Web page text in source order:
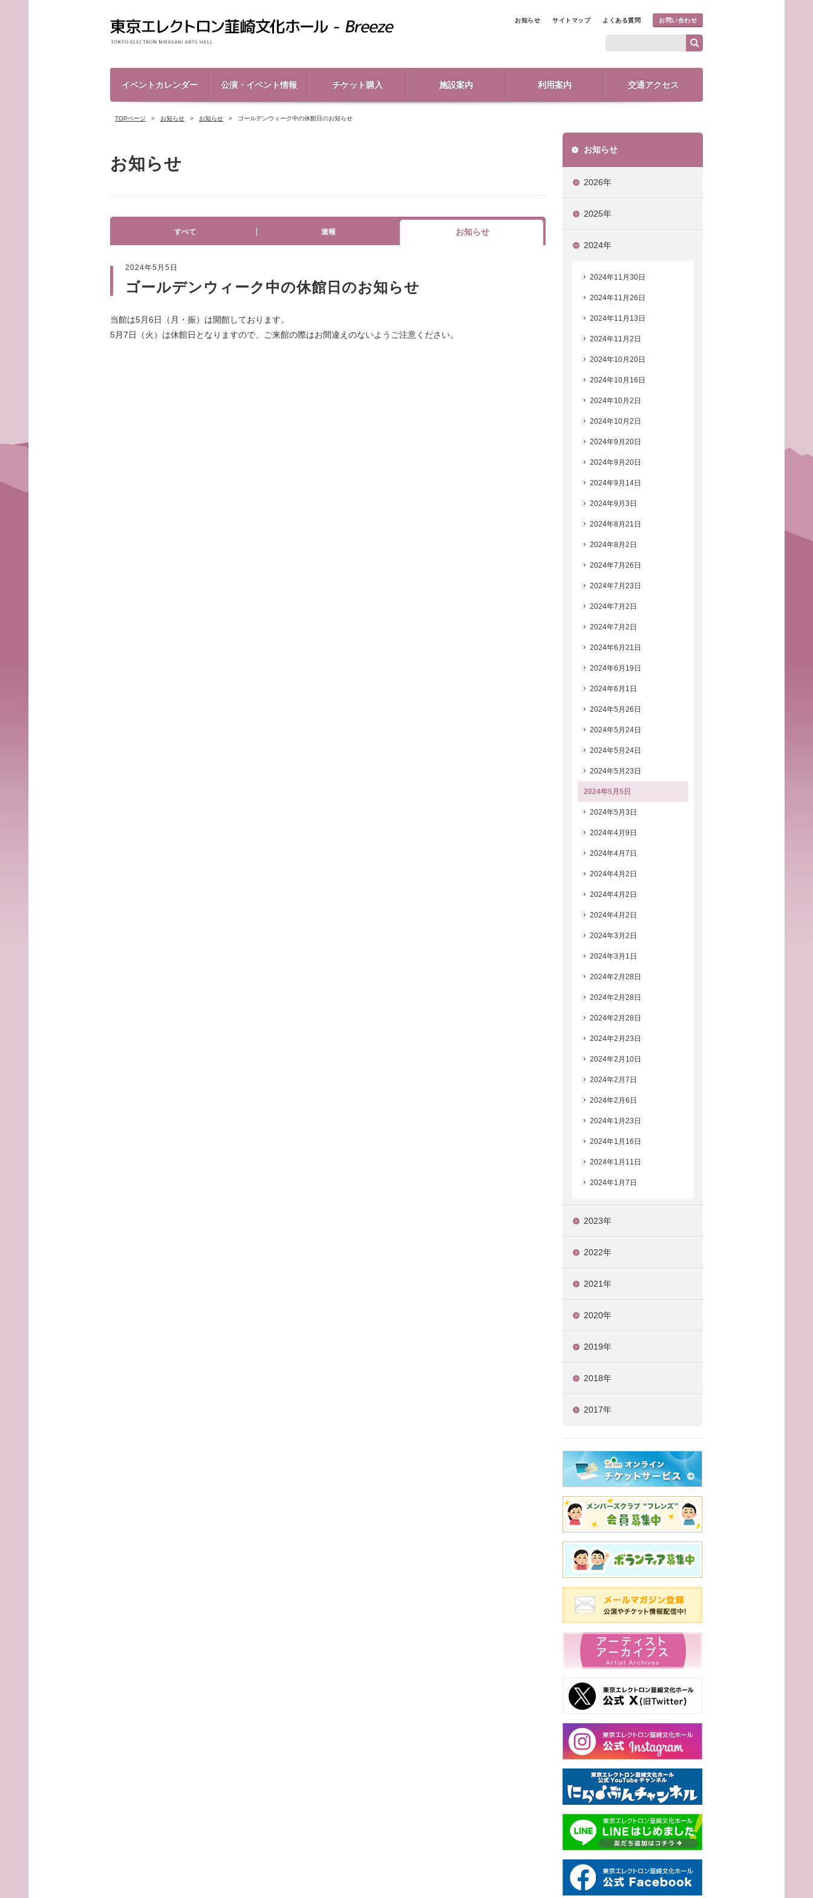
お知らせ サイトマップ よくある質問 お問い合わせ
イベントカレンダー 公演・イベント情報 チケット購入 施設案内 利用案内 交通アクセス
TOPページ お知らせ お知らせ ゴールデンウィーク中の休館日のお知らせ
お知らせ
すべて 速報 お知らせ
2024年5月5日
ゴールデンウィーク中の休館日のお知らせ
当館は5月6日（月・振）は開館しております。
5月7日（火）は休館日となりますので、ご来館の際はお間違えのないようご注意ください。
お知らせ
2026年
2025年
2024年
2024年11月30日
2024年11月26日
2024年11月13日
2024年11月2日
2024年10月20日
2024年10月16日
2024年10月2日
2024年10月2日
2024年9月20日
2024年9月20日
2024年9月14日
2024年9月3日
2024年8月21日
2024年8月2日
2024年7月26日
2024年7月23日
2024年7月2日
2024年7月2日
2024年6月21日
2024年6月19日
2024年6月1日
2024年5月26日
2024年5月24日
2024年5月24日
2024年5月23日
2024年5月5日
2024年5月3日
2024年4月9日
2024年4月7日
2024年4月2日
2024年4月2日
2024年4月2日
2024年3月2日
2024年3月1日
2024年2月28日
2024年2月28日
2024年2月28日
2024年2月23日
2024年2月10日
2024年2月7日
2024年2月6日
2024年1月23日
2024年1月16日
2024年1月11日
2024年1月7日
2023年
2022年
2021年
2020年
2019年
2018年
2017年